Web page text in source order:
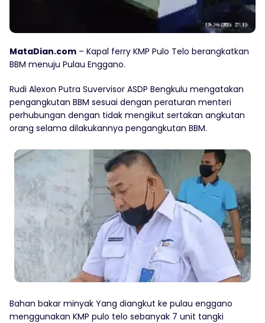
MataDian.com – Kapal ferry KMP Pulo Telo berangkatkan
BBM menuju Pulau Enggano.
Rudi Alexon Putra Suvervisor ASDP Bengkulu mengatakan
pengangkutan BBM sesuai dengan peraturan menteri
perhubungan dengan tidak mengikut sertakan angkutan
orang selama dilakukannya pengangkutan BBM.
Bahan bakar minyak Yang diangkut ke pulau enggano
menggunakan KMP pulo telo sebanyak 7 unit tangki